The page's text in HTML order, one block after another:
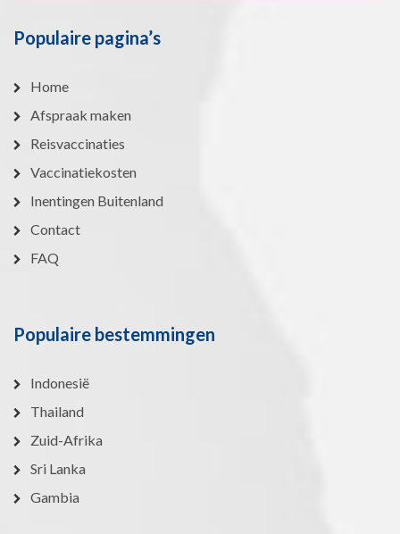
Populaire pagina’s
Home
Afspraak maken
Reisvaccinaties
Vaccinatiekosten
Inentingen Buitenland
Contact
FAQ
Populaire bestemmingen
Indonesië
Thailand
Zuid-Afrika
Sri Lanka
Gambia